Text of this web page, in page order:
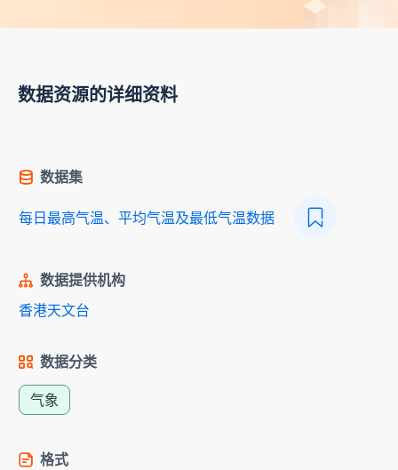
数据资源的详细资料
数据集
每日最高气温、平均气温及最低气温数据
数据提供机构
香港天文台
数据分类
气象
格式